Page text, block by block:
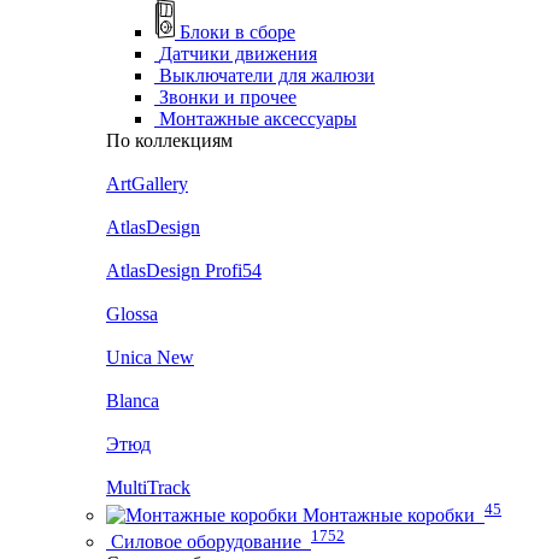
Блоки в сборе
Датчики движения
Выключатели для жалюзи
Звонки и прочее
Монтажные аксессуары
По коллекциям
ArtGallery
AtlasDesign
AtlasDesign Profi54
Glossa
Unica New
Blanca
Этюд
MultiTrack
Монтажные коробки 45
Силовое оборудование 1752